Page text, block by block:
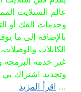
عالم الستلايت
وخدمات الفك أو
بالإضافة إلى ما
الكابلات
غير خدمة البرمجة
وتجديد اشتراك بي
... اقرأ المزيد